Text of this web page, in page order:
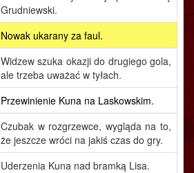
Grudniewski.
Nowak ukarany za faul.
Widzew szuka okazji do drugiego gola,
ale trzeba uważać w tyłach.
Przewinienie Kuna na Laskowskim.
Czubak w rozgrzewce, wygląda na to,
że jeszcze wróci na jakiś czas do gry.
Uderzenia Kuna nad bramką Lisa.